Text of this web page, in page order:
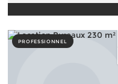
PROFESSIONNEL